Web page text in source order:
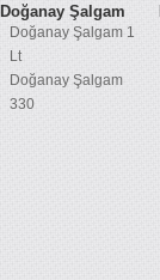
Doğanay Şalgam
Doğanay Şalgam 1
Lt
Doğanay Şalgam
330